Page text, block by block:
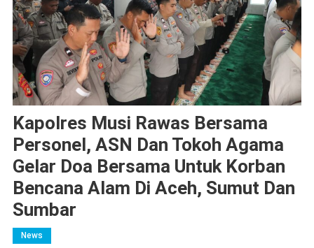
Kapolres Musi Rawas Bersama
Personel, ASN Dan Tokoh Agama
Gelar Doa Bersama Untuk Korban
Bencana Alam Di Aceh, Sumut Dan
Sumbar
News